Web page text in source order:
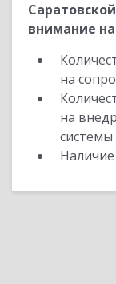
внимание
на
на